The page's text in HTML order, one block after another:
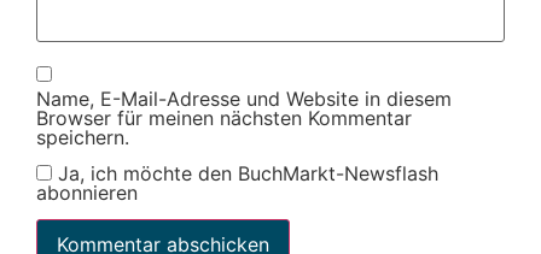
Name, E-Mail-Adresse und Website in diesem
Browser für meinen nächsten Kommentar
speichern.
Ja, ich möchte den BuchMarkt-Newsflash
abonnieren